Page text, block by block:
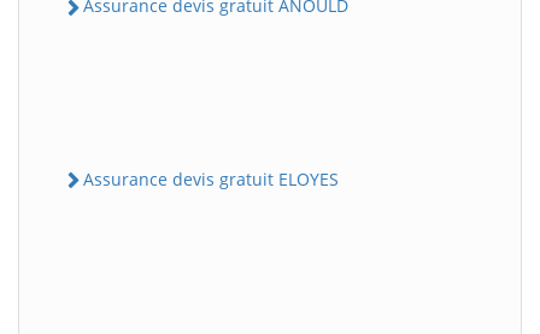
Assurance devis gratuit ANOULD
Assurance devis gratuit ELOYES